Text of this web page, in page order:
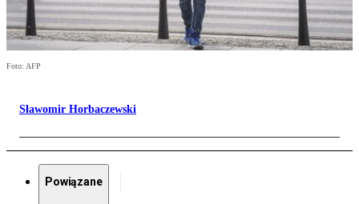
Foto: AFP
Sławomir Horbaczewski
Powiązane